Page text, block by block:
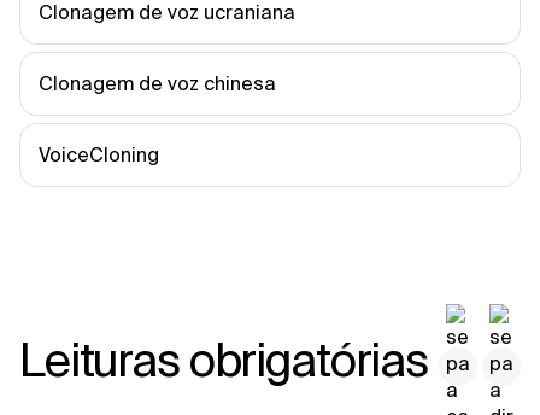
Clonagem de voz ucraniana
Clonagem de voz chinesa
VoiceCloning
Leituras obrigatórias